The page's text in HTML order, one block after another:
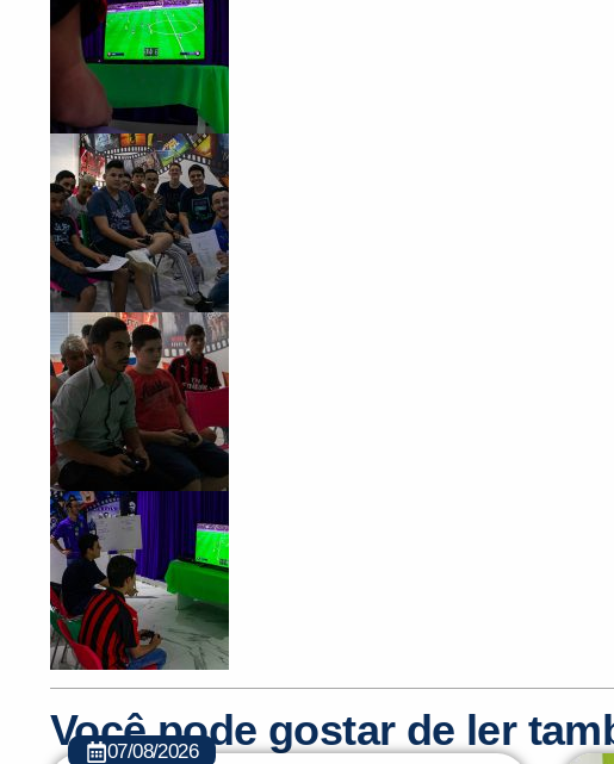
Você pode gostar de ler
07/08/2026